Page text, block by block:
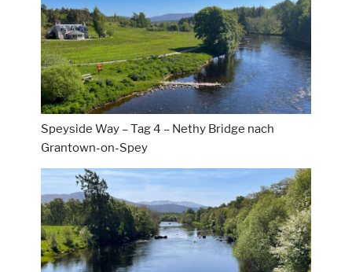
Speyside Way – Tag 4 – Nethy Bridge nach
Grantown-on-Spey